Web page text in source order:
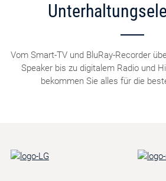
Vom Smart-TV und BluRay-Recorder
Speaker bis zu digitalem Radio und
bekommen Sie alles für die